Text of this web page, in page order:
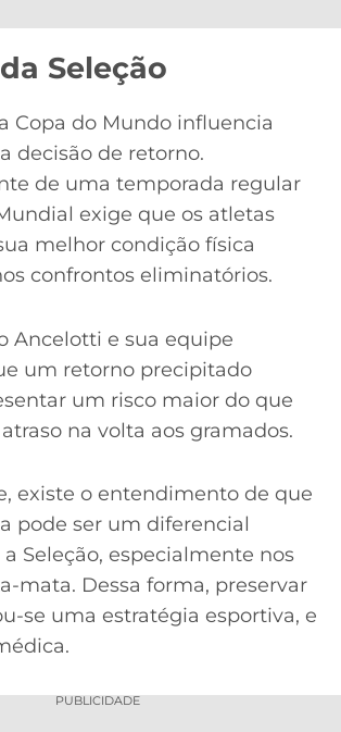
Seleção
Copa do Mundo influencia
decisão de retorno.
de uma temporada regular
exige que os atletas
melhor condição física
confrontos eliminatórios.
Ancelotti e sua equipe
um retorno precipitado
um risco maior do que
na volta aos gramados.
existe o entendimento de que
pode ser um diferencial
Seleção, especialmente nos
mata. Dessa forma, preservar
se uma estratégia esportiva, e
PUBLICIDADE